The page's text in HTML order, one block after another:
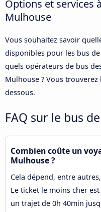
Options et services
Mulhouse
Vous souhaitez savoir
disponibles pour les bus
quels opérateurs de bus
Mulhouse ? Vous
dessous.
FAQ sur le bus
Combien coûte un
Mulhouse ?
Cela dépend, entre
Le ticket le moins cher
un trajet de 0h 40min